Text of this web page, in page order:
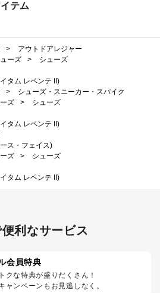
テム
>
アウトドアレジャー
ーズ >
シューズ
タム レペンテ II)
>
シューズ・スニーカー・スパイク
ズ >
シューズ
タム レペンテ II)
ス・フェイス)
ズ >
シューズ
タム レペンテ II)
利なサービス
会員特典
クな特典が盛りだくさん！
ャンペーンもお見逃しなく。